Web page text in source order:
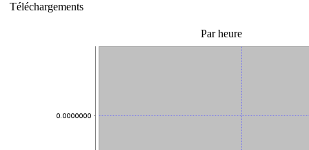
Téléchargements
Par heure